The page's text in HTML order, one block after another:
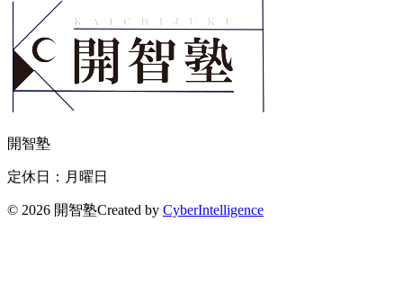
開智塾
定休日：月曜日
© 2026 開智塾Created by CyberIntelligence